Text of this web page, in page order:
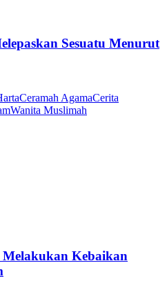
Sesuatu Menurut
Ceramah AgamaCerita
Wanita Muslimah
Kebaikan